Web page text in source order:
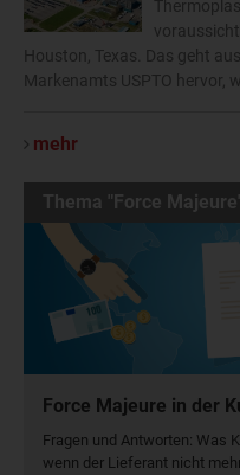
Houston, Texas. Das geht
Markenamts USPTO hervor,
mehr
Thema "Force
Force Majeure in der
Fragen und Antworten: Was
wenn der Lieferant nicht